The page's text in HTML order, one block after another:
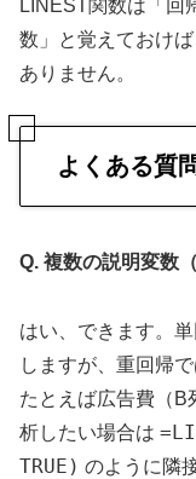
LINEST関数は「回
数」と覚えておけ
ありません。
よくある質
Q. 複数の説明変数
はい、できます。
しますが、重回帰
たとえば広告費（B
析したい場合は
TRUE) のように隣